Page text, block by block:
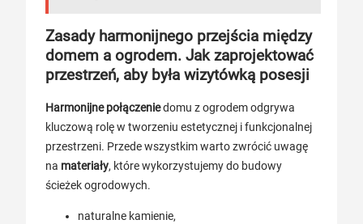
Zasady harmonijnego przejścia między
domem a ogrodem. Jak zaprojektować
przestrzeń, aby była wizytówką posesji
Harmonijne połączeniedomu z ogrodem odgrywa
kluczową rolę w tworzeniu estetycznej i funkcjonalnej
przestrzeni. Przede wszystkim warto zwrócić uwagę
na materiały, które wykorzystujemy do budowy
ścieżek ogrodowych.
naturalne kamienie,